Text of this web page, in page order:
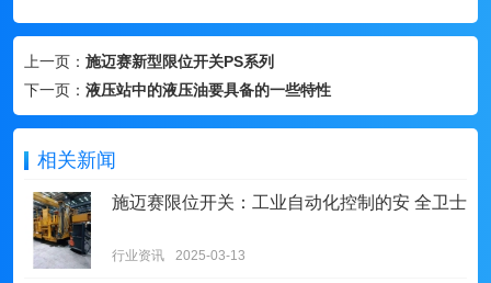
上一页： 施迈赛新型限位开关PS系列
下一页： 液压站中的液压油要具备的一些特性
相关新闻
施迈赛限位开关：工业自动化控制的安 全卫士
行业资讯 2025-03-13